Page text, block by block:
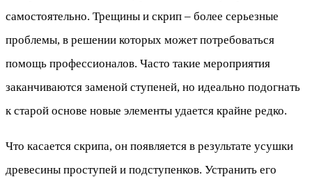
самостоятельно. Трещины и скрип – более серьезные
проблемы, в решении которых может потребоваться
помощь профессионалов. Часто такие мероприятия
заканчиваются заменой ступеней, но идеально подогнать
к старой основе новые элементы удается крайне редко.
Что касается скрипа, он появляется в результате усушки
древесины проступей и подступенков. Устранить его